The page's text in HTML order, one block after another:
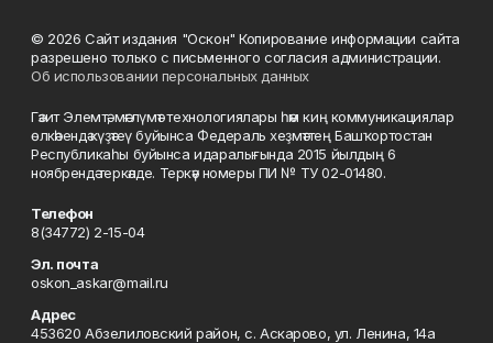
© 2026 Сайт издания "Оскон" Копирование информации сайта
разрешено только с письменного согласия администрации.
Об использовании персональных данных
Гәзит Элемтә, мәғлүмәт технологиялары һәм киң коммуникациялар
өлкәһендә күҙәтеү буйынса Федераль хеҙмәттең Башҡортостан
Республикаһы буйынса идаралығында 2015 йылдың 6
ноябрендә теркәлде. Теркәү номеры ПИ № ТУ 02-01480.
Телефон
8(34772) 2-15-04
Эл. почта
oskon_askar@mail.ru
Адрес
453620 Абзелиловский район, с. Аскарово, ул. Ленина, 14а